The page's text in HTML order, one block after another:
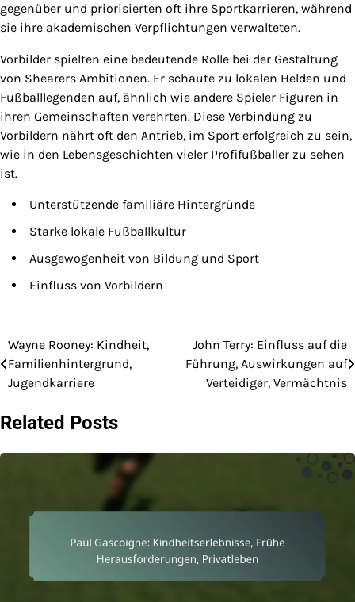
gegenüber und priorisierten oft ihre Sportkarrieren, während
sie ihre akademischen Verpflichtungen verwalteten.
Vorbilder spielten eine bedeutende Rolle bei der Gestaltung
von Shearers Ambitionen. Er schaute zu lokalen Helden und
Fußballlegenden auf, ähnlich wie andere Spieler Figuren in
ihren Gemeinschaften verehrten. Diese Verbindung zu
Vorbildern nährt oft den Antrieb, im Sport erfolgreich zu sein,
wie in den Lebensgeschichten vieler Profifußballer zu sehen
ist.
Unterstützende familiäre Hintergründe
Starke lokale Fußballkultur
Ausgewogenheit von Bildung und Sport
Einfluss von Vorbildern
Post
navigation
Wayne Rooney: Kindheit,
Familienhintergrund,
Jugendkarriere
John Terry: Einfluss auf die
Führung, Auswirkungen auf
Verteidiger, Vermächtnis
Related Posts